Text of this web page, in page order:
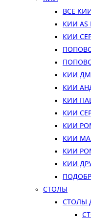
ВСЕ
КИИ AS
КИИ
КИИ
КИИ
КИИ
КИИ
КИИ
КИИ
КИИ
КИИ
СТОЛЫ
СТОЛЫ